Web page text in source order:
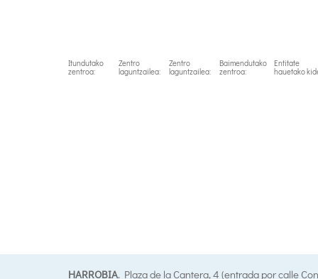
Itundutako
zentroa:
Zentro
laguntzailea:
Zentro
laguntzailea:
Baimendutako
zentroa:
Entitate
hauetako
HARROBIA. Plaza de la Cantera, 4 (entrada por calle